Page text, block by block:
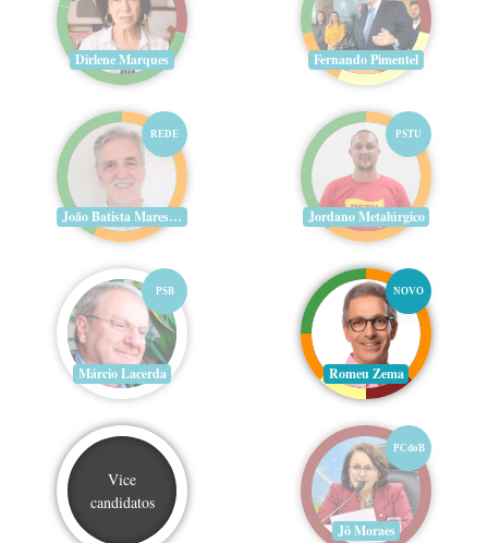
Dirlene Marques Fernando Pimentel
REDE
João Batista Mares Guia
PSTU
Jordano Metalúrgico
PSB
Márcio Lacerda
NOVO
Romeu Zema
Vice
candidatos
PCdoB
Jô Moraes